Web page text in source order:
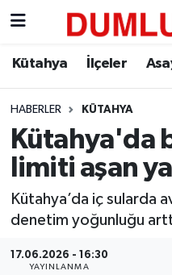
Kütahya İlçeler
HABERLER KÜTAHYA
Kütahya'da
limiti aşan
Kütahya’da iç sularda
denetim yoğunluğu
17.06.2026 - 16:30
YAYINLANMA
Asayiş
Diğer
Dünya
Ekonomi
Eleman
Kütahya Hava
Kütahya Trafik
Süper Lig Puan
Tüm Manşetler
Son Dakika
Haber Arşivi